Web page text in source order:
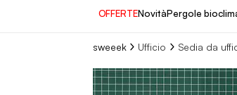
OFFERTENovitàPergole
sweeek Ufficio Sedia da